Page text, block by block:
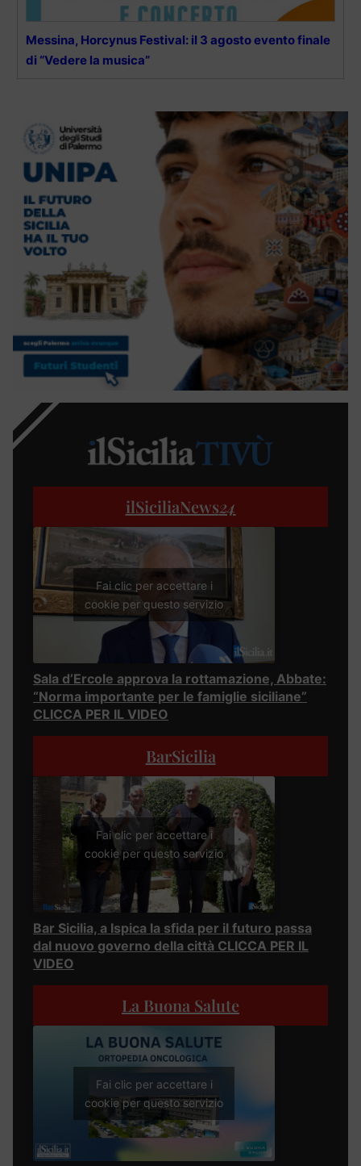
Messina, Horcynus Festival: il 3 agosto evento finale
di “Vedere la musica”
ilSiciliaNews24
Fai clic per accettare i
cookie per questo servizio
Sala d’Ercole approva la rottamazione, Abbate:
“Norma importante per le famiglie siciliane”
CLICCA PER IL VIDEO
BarSicilia
Fai clic per accettare i
cookie per questo servizio
Bar Sicilia, a Ispica la sfida per il futuro passa
dal nuovo governo della città CLICCA PER IL
VIDEO
La Buona Salute
Fai clic per accettare i
cookie per questo servizio